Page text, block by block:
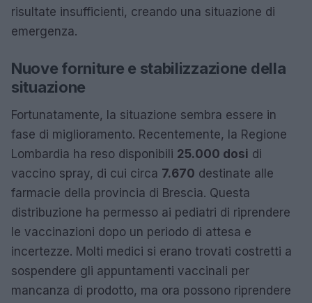
risultate insufficienti, creando una situazione di
emergenza.
Nuove forniture e stabilizzazione della
situazione
Fortunatamente, la situazione sembra essere in
fase di miglioramento. Recentemente, la Regione
Lombardia ha reso disponibili 25.000 dosi di
vaccino spray, di cui circa 7.670 destinate alle
farmacie della provincia di Brescia. Questa
distribuzione ha permesso ai pediatri di riprendere
le vaccinazioni dopo un periodo di attesa e
incertezze. Molti medici si erano trovati costretti a
sospendere gli appuntamenti vaccinali per
mancanza di prodotto, ma ora possono riprendere